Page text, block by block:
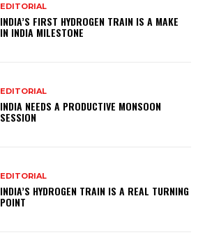
EDITORIAL
INDIA’S FIRST HYDROGEN TRAIN IS A MAKE
IN INDIA MILESTONE
EDITORIAL
INDIA NEEDS A PRODUCTIVE MONSOON
SESSION
EDITORIAL
INDIA’S HYDROGEN TRAIN IS A REAL TURNING
POINT